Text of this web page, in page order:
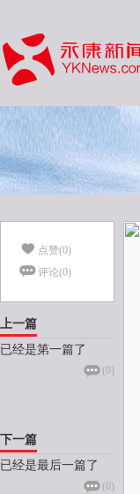
点赞(0)
评论(0)
上一篇
已经是第一篇了
(0)
下一篇
已经是最后一篇了
(0)